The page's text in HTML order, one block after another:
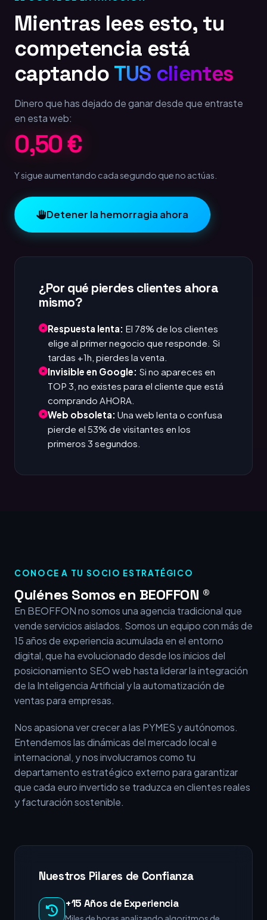
Mientras lees esto, tu
competencia está
captando TUS clientes
Dinero que has dejado de ganar desde que entraste
en esta web:
1,00 €
Y sigue aumentando cada segundo que no actúas.
Detener la hemorragia ahora
¿Por qué pierdes clientes ahora
mismo?
Respuesta lenta: El 78% de los clientes
elige al primer negocio que responde. Si
tardas +1h, pierdes la venta.
Invisible en Google: Si no apareces en
TOP 3, no existes para el cliente que está
comprando AHORA.
Web obsoleta: Una web lenta o confusa
pierde el 53% de visitantes en los
primeros 3 segundos.
CONOCE A TU SOCIO ESTRATÉGICO
Quiénes Somos en BEOFFON ®
En BEOFFON no somos una agencia tradicional que
vende servicios aislados. Somos un equipo con más de
15 años de experiencia acumulada en el entorno
digital, que ha evolucionado desde los inicios del
posicionamiento SEO web hasta liderar la integración
de la Inteligencia Artificial y la automatización de
ventas para empresas.
Nos apasiona ver crecer a las PYMES y autónomos.
Entendemos las dinámicas del mercado local e
internacional, y nos involucramos como tu
departamento estratégico externo para garantizar
que cada euro invertido se traduzca en clientes reales
y facturación sostenible.
Nuestros Pilares de Confianza
+15 Años de Experiencia